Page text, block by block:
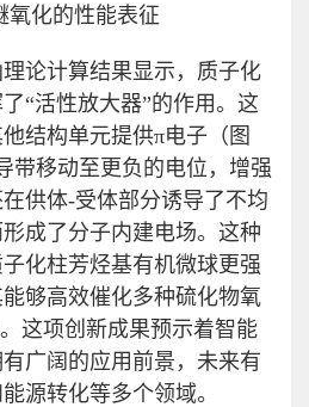
氧化的性能表征
论计算结果显示，质子化
“活性放大器”的作用。这
结构单元提供π电子（图
带移动至更负的电位，增强
供体-受体部分诱导了不均
成了分子内建电场。这种
化柱芳烃基有机微球更强
够高效催化多种硫化物氧
这项创新成果预示着智能
广阔的应用前景，未来有
源转化等多个领域。